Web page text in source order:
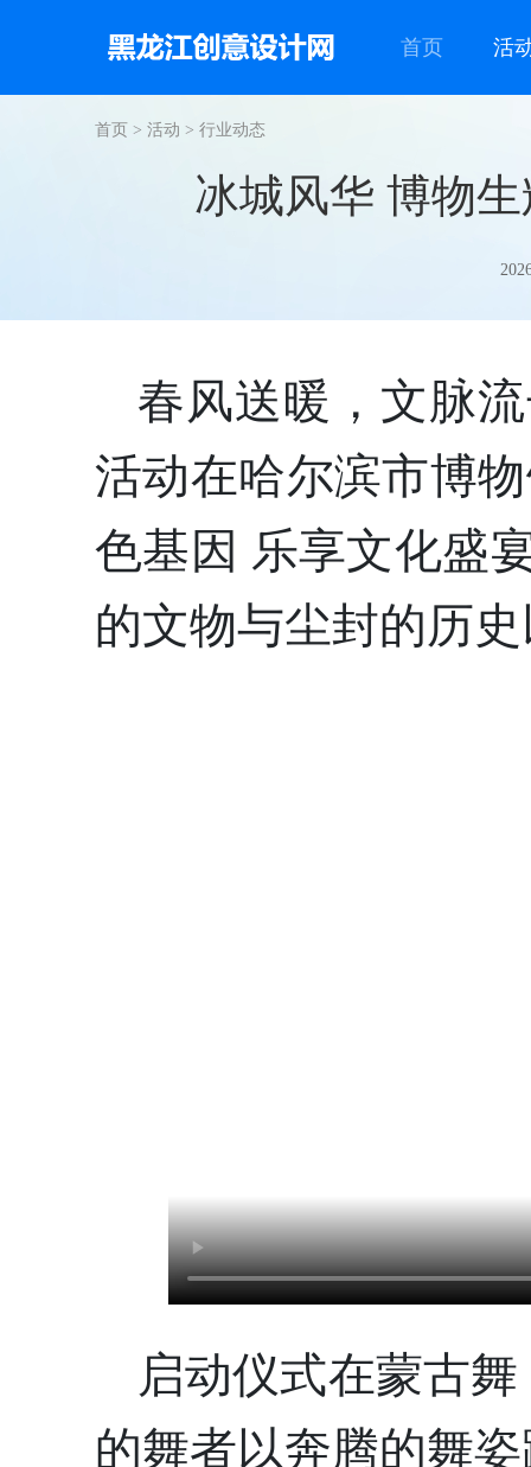
首页 活
首页 > 活动 > 行业动态
冰城风华 博物
春风送暖，文脉
活动在哈尔滨市博
色基因 乐享文化盛
的文物与尘封的历
启动仪式在蒙古
的舞者以奔腾的舞